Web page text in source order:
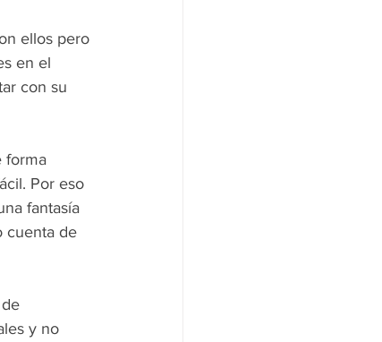
ellos pero
en el
con su
forma
Por eso
fantasía
cuenta de
y no